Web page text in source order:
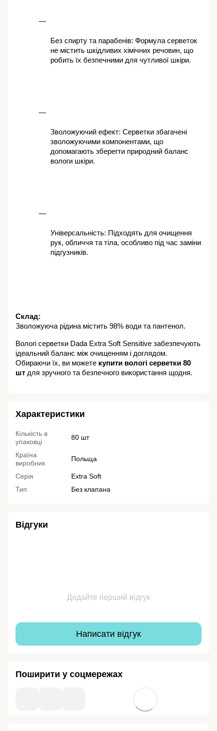
Без спирту та парабенів: Формула серветок
не містить шкідливих хімічних речовин, що
робить їх безпечними для чутливої шкіри.
Зволожуючий ефект: Серветки збагачені
зволожуючими компонентами, що
допомагають зберегти природний баланс
вологи шкіри.
Універсальність: Підходять для очищення
рук, обличчя та тіла, особливо під час заміни
підгузників.
Склад:
Зволожуюча рідина містить 98% води та пантенол.
Вологі серветки Dada Extra Soft Sensitive забезпечують
ідеальний баланс між очищенням і доглядом.
Обираючи їх, ви можете купити вологі серветки 80
шт для зручного та безпечного використання щодня.
Характеристики
Кількість в
упаковці
80 шт
Країна
виробник
Польща
Серія
Extra Soft
Тип
Без клапана
Відгуки
Додайте перший відгук
Написати відгук
Поширити у соцмережах